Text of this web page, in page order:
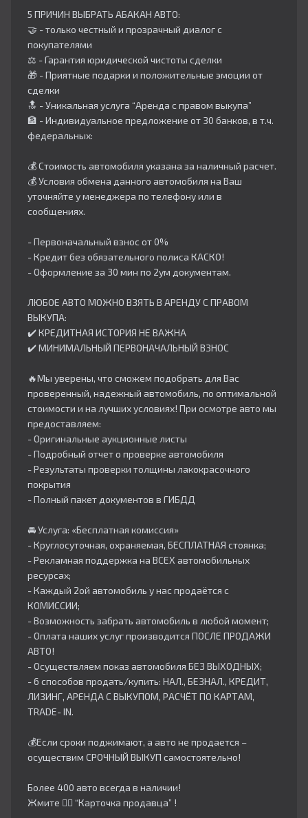
5 ПРИЧИН ВЫБРАТЬ АБАКАН АВТО:
🤝 - только честный и прозрачный диалог с
покупателями
⚖️ - Гарантия юридической чистоты сделки
🎁 - Приятные подарки и положительные эмоции от
сделки
🔝 - Уникальная услуга “Аренда с правом выкупа”
🏦 - Индивидуальное предложение от 30 банков, в т.ч.
федеральных:
💰 Стоимость автомобиля указана за наличный расчет.
💰 Условия обмена данного автомобиля на Ваш
уточняйте у менеджера по телефону или в
сообщениях.
- Первоначальный взнос от 0%
- Кредит без обязательного полиса КАСКО!
- Оформление за 30 мин по 2ум документам.
ЛЮБОЕ АВТО МОЖНО ВЗЯТЬ В АРЕНДУ С ПРАВОМ
ВЫКУПА:
✔️ КРЕДИТНАЯ ИСТОРИЯ НЕ ВАЖНА
✔️ МИНИМАЛЬНЫЙ ПЕРВОНАЧАЛЬНЫЙ ВЗНОС
🔥Мы уверены, что сможем подобрать для Вас
проверенный, надежный автомобиль, по оптимальной
стоимости и на лучших условиях! При осмотре авто мы
предоставляем:
- Оригинальные аукционные листы
- Подробный отчет о проверке автомобиля
- Результаты проверки толщины лакокрасочного
покрытия
- Полный пакет документов в ГИБДД
🚘 Услуга: «Бесплатная комиссия»
- Круглосуточная, охраняемая, БЕСПЛАТНАЯ стоянка;
- Рекламная поддержка на ВСЕХ автомобильных
ресурсах;
- Каждый 2ой автомобиль у нас продаётся с
КОМИССИИ;
- Возможность забрать автомобиль в любой момент;
- Оплата наших услуг производится ПОСЛЕ ПРОДАЖИ
АВТО!
- Осуществляем показ автомобиля БЕЗ ВЫХОДНЫХ;
- 6 способов продать/купить: НАЛ., БЕЗНАЛ., КРЕДИТ,
ЛИЗИНГ, АРЕНДА С ВЫКУПОМ, РАСЧЁТ ПО КАРТАМ,
TRADE- IN.
💰Если сроки поджимают, а авто не продается –
осуществим СРОЧНЫЙ ВЫКУП самостоятельно!
Более 400 авто всегда в наличии!
Жмите 👇🏻 “Карточка продавца” !